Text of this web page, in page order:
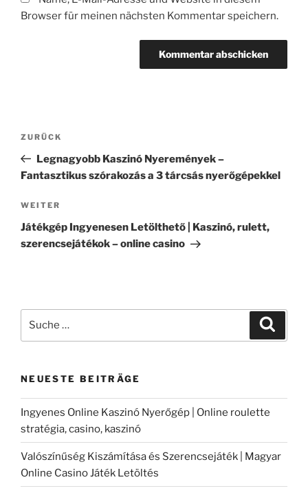
Browser für meinen nächsten Kommentar speichern.
Beitragsnavigation
Vorheriger
Beitrag
ZURÜCK
Legnagyobb Kaszinó Nyeremények –
Fantasztikus szórakozás a 3 tárcsás nyerőgépekkel
Nächster
Beitrag
WEITER
Játékgép Ingyenesen Letölthető | Kaszinó, rulett,
szerencsejátékok – online casino
nach:
NEUESTE BEITRÄGE
Ingyenes Online Kaszinó Nyerőgép | Online roulette
stratégia, casino, kaszinó
Valószínűség Kiszámítása és Szerencsejáték | Magyar
Online Casino Játék Letöltés